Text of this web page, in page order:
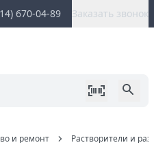
670-04-89 Заказать звонок
и ремонт Растворители и